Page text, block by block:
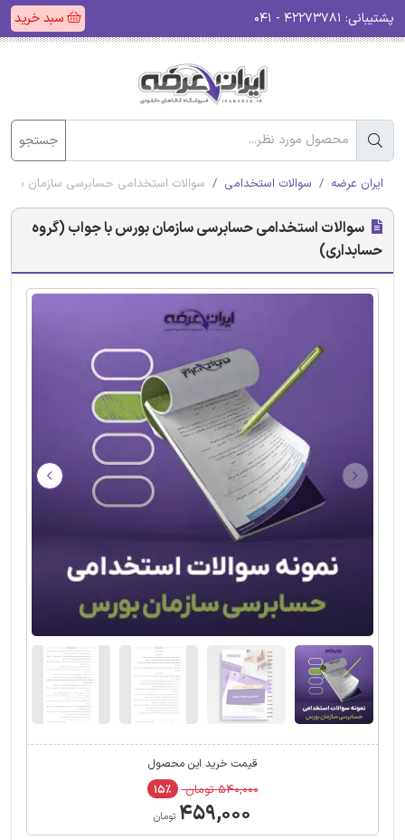
پشتیبانی: سبد خرید
جستجو
ایران عرضه سوالات استخدامی سوالات استخدامی حسابرسی سازمان
سوالات استخدامی حسابرسی سازمان بورس با جواب (گروه
حسابداری)
قیمت خرید این محصول
۵۴۰,۰۰۰ تومان ۱۵٪
۴۵۹,۰۰۰ تومان